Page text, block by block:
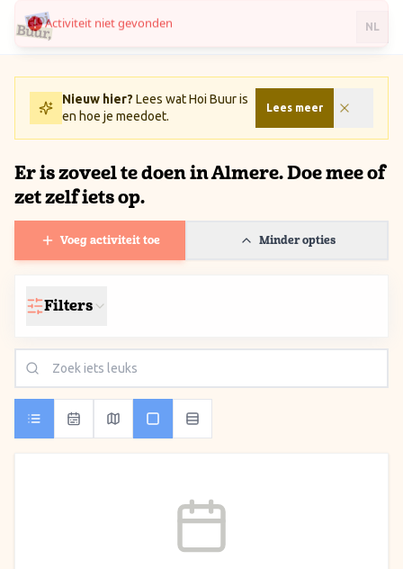
Ga naar inhoud / Skip to content
NL
Nieuw hier? Lees wat Hoi Buur is
en hoe je meedoet.
Lees meer
Er is zoveel te doen in Almere. Doe mee of
zet zelf iets op.
Voeg activiteit toe Minder opties
Filters